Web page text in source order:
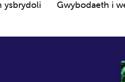
ysbrydoli Gwybodaeth i